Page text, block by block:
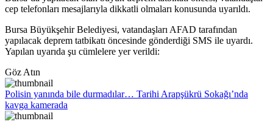
cep telefonları mesajlarıyla dikkatli olmaları konusunda uyarıldı.
Bursa Büyükşehir Belediyesi, vatandaşları AFAD tarafından
yapılacak deprem tatbikatı öncesinde gönderdiği SMS ile uyardı.
Yapılan uyarıda şu cümlelere yer verildi:
Göz Atın
Polisin yanında bile durmadılar… Tarihi Arapşükrü Sokağı’nda
kavga kamerada